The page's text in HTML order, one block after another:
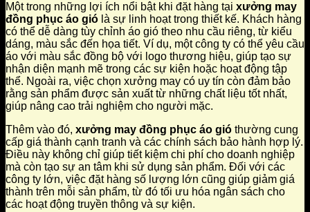
Một trong những lợi ích nổi bật khi đặt hàng tại xưởng may
đồng phục áo gió là sự linh hoạt trong thiết kế. Khách hàng
có thể dễ dàng tùy chỉnh áo gió theo nhu cầu riêng, từ kiểu
dáng, màu sắc đến họa tiết. Ví dụ, một công ty có thể yêu cầu
áo với màu sắc đồng bộ với logo thương hiệu, giúp tạo sự
nhận diện mạnh mẽ trong các sự kiện hoặc hoạt động tập
thể. Ngoài ra, việc chọn xưởng may có uy tín còn đảm bảo
rằng sản phẩm được sản xuất từ những chất liệu tốt nhất,
giúp nâng cao trải nghiệm cho người mặc.
Thêm vào đó, xưởng may đồng phục áo gió thường cung
cấp giá thành cạnh tranh và các chính sách bảo hành hợp lý.
Điều này không chỉ giúp tiết kiệm chi phí cho doanh nghiệp
mà còn tạo sự an tâm khi sử dụng sản phẩm. Đối với các
công ty lớn, việc đặt hàng số lượng lớn cũng giúp giảm giá
thành trên mỗi sản phẩm, từ đó tối ưu hóa ngân sách cho
các hoạt động truyền thông và sự kiện.